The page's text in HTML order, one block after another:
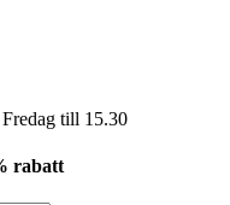
​​till 15.30
rabatt